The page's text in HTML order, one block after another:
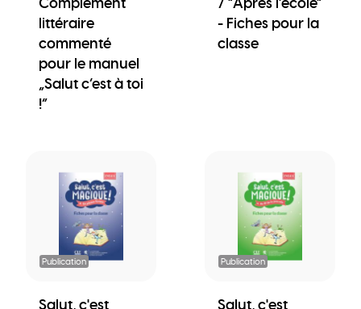
littéraire
commenté
pour le manuel
„Salut c’est à toi
!“
- Fiches pour la
classe
Publication
Salut, c'est
Publication
Salut, c'est